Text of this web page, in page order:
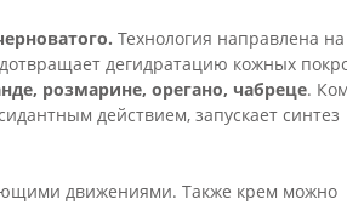
Технология направлена на
дегидратацию кожных
розмарине, орегано, чабреце.
действием, запускает синтез
движениями. Также крем можно